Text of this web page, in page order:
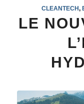
CLEANTECH,
LE